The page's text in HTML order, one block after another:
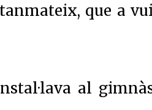
que a
al